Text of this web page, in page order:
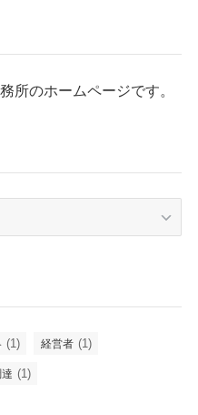
所のホームページです。
(1) 経営者 (1)
(1)